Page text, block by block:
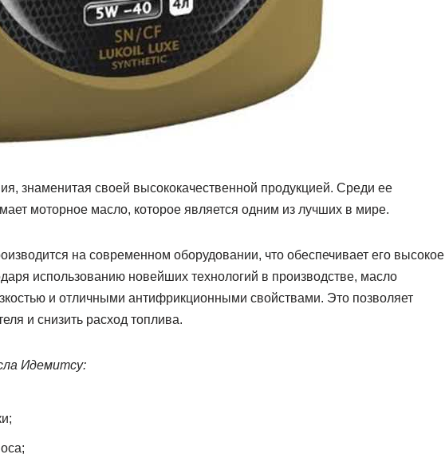
знаменитая своей высококачественной продукцией. Среди ее
моторное масло, которое является одним из лучших в мире.
на современном оборудовании, что обеспечивает его высокое
использованию новейших технологий в производстве, масло
и отличными антифрикционными свойствами. Это позволяет
и снизить расход топлива.
Идемитсу: